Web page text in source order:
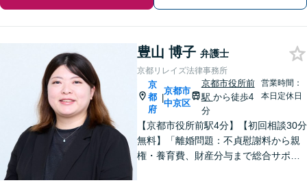
豊山 博子 弁護士
京都リレイズ法律事務所
京
都
府
|
京都市
中京区
京都市役所前
駅 から徒歩4
分
営業時間：
本日定休日
【京都市役所前駅4分】【初回相談30分
無料】「離婚問題：不貞慰謝料から親
権・養育費、財産分与まで総合サポー